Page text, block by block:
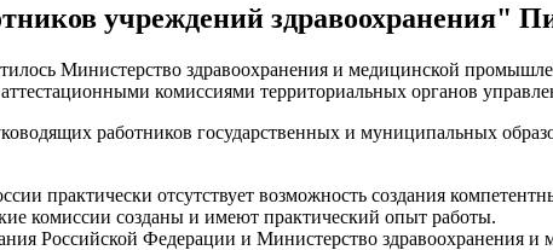
учреждений здравоохранения"
Министерство здравоохранения и медицинской
комиссиями территориальных органов
работников государственных и муниципальных
практически отсутствует возможность создания
комиссии созданы и имеют практический опыт работы.
Российской Федерации и Министерство здравоохранения